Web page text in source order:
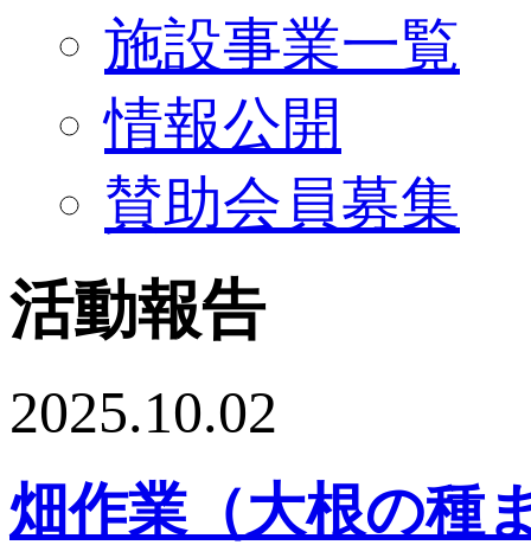
施設事業一覧
情報公開
賛助会員募集
活動報告
2025.10.02
畑作業（大根の種